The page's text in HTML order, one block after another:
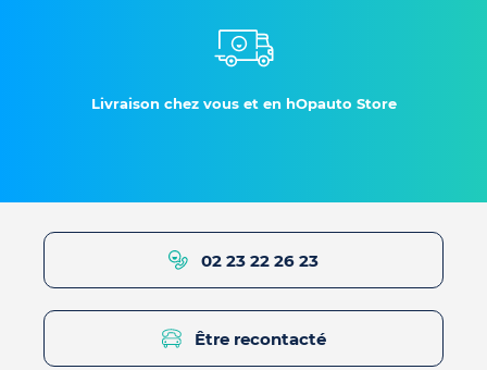
Livraison chez vous et en hOpauto Store
02 23 22 26 23
Être recontacté